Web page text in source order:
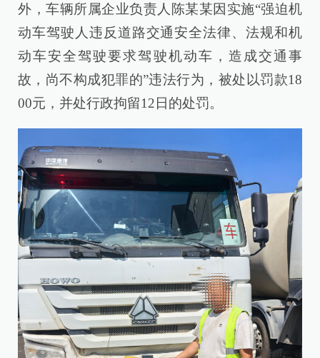
外，车辆所属企业负责人陈某某因实施“强迫机
动车驾驶人违反道路交通安全法律、法规和机
动车安全驾驶要求驾驶机动车，造成交通事
故，尚不构成犯罪的”违法行为，被处以罚款18
00元，并处行政拘留12日的处罚。